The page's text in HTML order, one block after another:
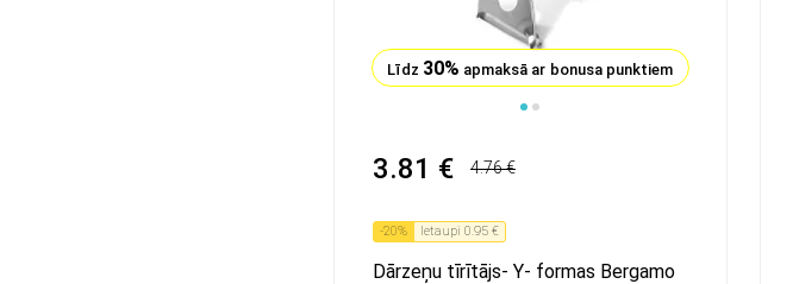
Līdz 30% apmaksā ar bonusa punktiem
3.81 € 4.76 €
-20% Ietaupi 0.95 €
Dārzeņu tīrītājs- Y- formas Bergamo